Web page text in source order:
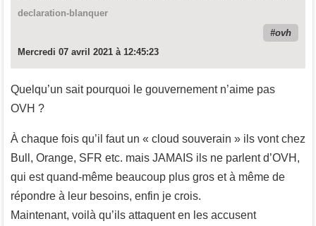
declaration-blanquer
ovh
Mercredi 07 avril 2021 à 12:45:23
Quelqu’un sait pourquoi le gouvernement n’aime pas
OVH ?
À chaque fois qu’il faut un « cloud souverain » ils vont chez
Bull, Orange, SFR etc. mais JAMAIS ils ne parlent d’OVH,
qui est quand-même beaucoup plus gros et à même de
répondre à leur besoins, enfin je crois.
Maintenant, voilà qu’ils attaquent en les accusent